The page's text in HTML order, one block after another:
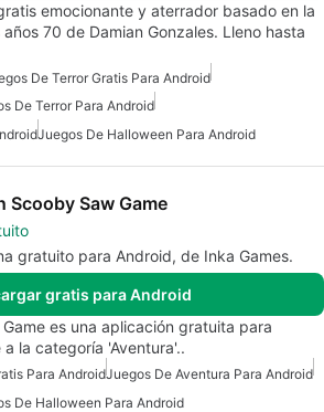
emocionante y aterrador basado en la
70 de Damian Gonzales. Lleno hasta
De Terror Gratis Para Android
De Terror Para Android
Juegos De Halloween Para Android
Scooby Saw Game
gratuito para Android, de Inka Games.
gratis para Android
es una aplicación gratuita para
la categoría 'Aventura'..
Para AndroidJuegos De Aventura Para Android
De Halloween Para Android